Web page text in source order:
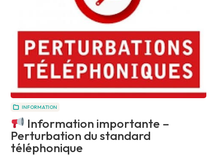
INFORMATION
Information importante –
Perturbation du standard
téléphonique